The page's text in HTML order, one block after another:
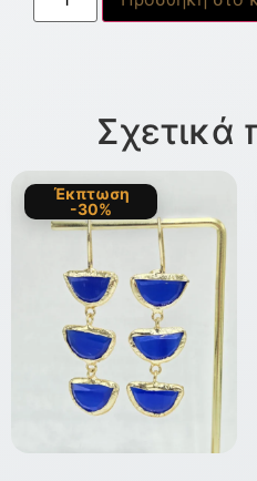
Σχετικά
Έκπτωση
-30%